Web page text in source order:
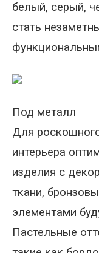
белый, серый,
стать
Под металл
Для
интерьера
изделия с
ткани,
элементами
Пастельные